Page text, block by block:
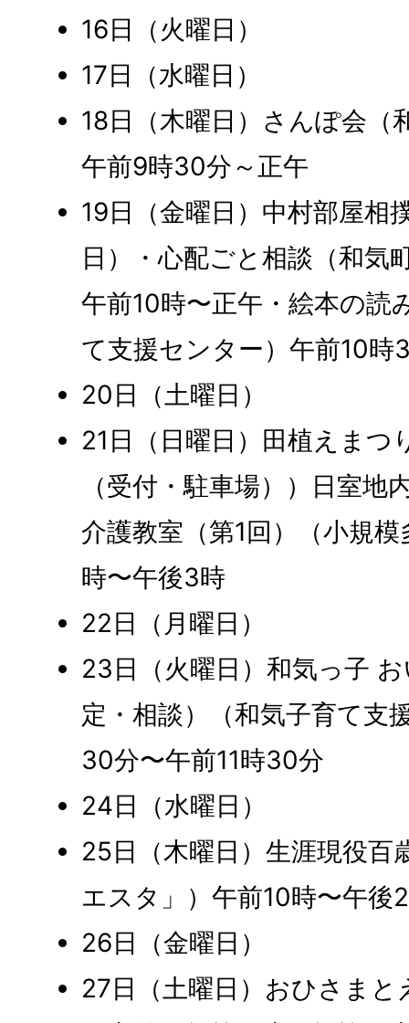
16日（火曜日）
17日（水曜日）
18日（木曜日）さんぽ会（
午前9時30分～正午
19日（金曜日）中村部屋相
日）・心配ごと相談（和気
午前10時〜正午・絵本の読
て支援センター）午前10時
20日（土曜日）
21日（日曜日）田植えまつ
（受付・駐車場））日室
介護教室（第1回）（小規
時〜午後3時
22日（月曜日）
23日（火曜日）和気っ子
定・相談）（和気子育て支
30分〜午前11時30分
24日（水曜日）
25日（木曜日）生涯現役百
エスタ」）午前10時〜午後
26日（金曜日）
27日（土曜日）おひさま